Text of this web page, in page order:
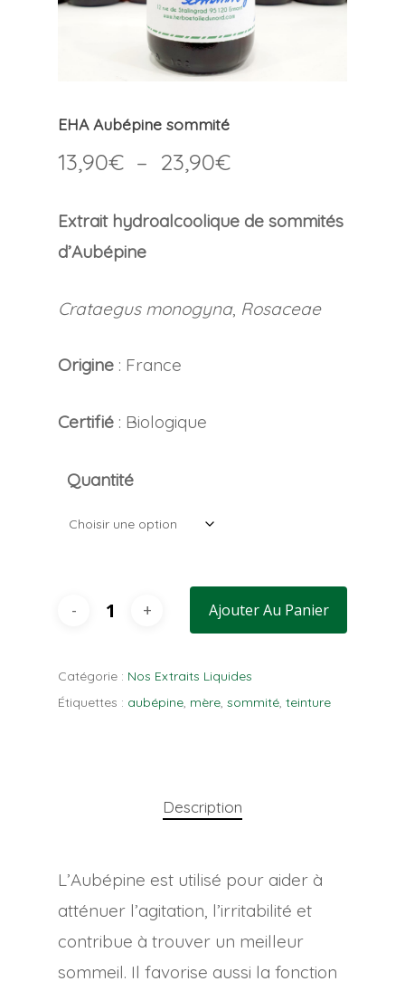
EHA Aubépine sommité
13,90€ – 23,90€Plage
prix :
23,90€
Extrait hydroalcoolique de sommités
d’Aubépine
Crataegus monogyna, Rosaceae
Origine : France
Certifié : Biologique
Quantité
Ajouter Au Panier
Catégorie : Nos Extraits Liquides
Étiquettes : aubépine, mère, sommité, teinture
Description
L’Aubépine est utilisé pour aider à
atténuer l’agitation, l’irritabilité et
contribue à trouver un meilleur
sommeil. Il favorise aussi la fonction